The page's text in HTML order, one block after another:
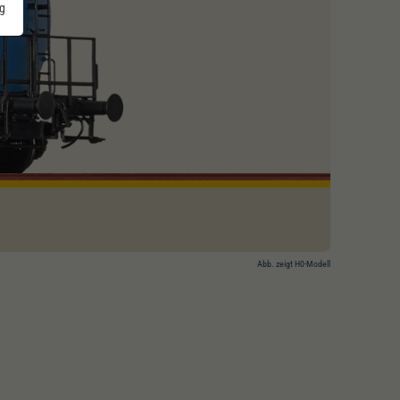
Abb. zeigt H0-Modell